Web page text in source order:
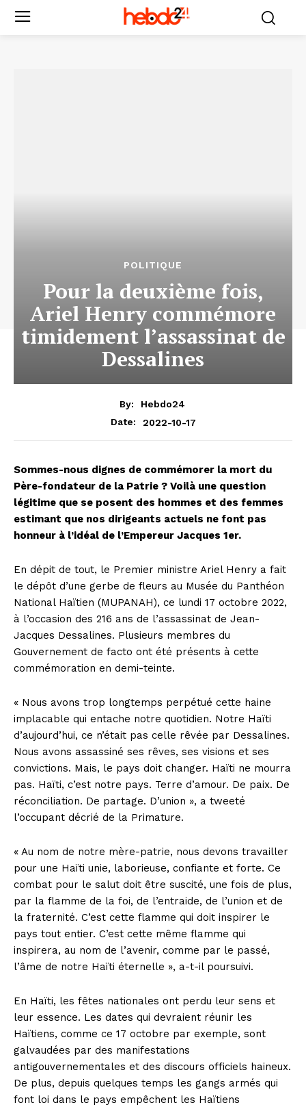
POLITIQUE
Pour la deuxième fois,
Ariel Henry commémore
timidement l’assassinat de
Dessalines
By:
Hebdo24
Date:
2022-10-17
Sommes-nous dignes de commémorer la mort du
Père-fondateur de la Patrie ? Voilà une question
légitime que se posent des hommes et des femmes
estimant que nos dirigeants actuels ne font pas
honneur à l’idéal de l’Empereur Jacques 1er.
En dépit de tout, le Premier ministre Ariel Henry a fait
le dépôt d’une gerbe de fleurs au Musée du Panthéon
National Haïtien (MUPANAH), ce lundi 17 octobre 2022,
à l’occasion des 216 ans de l’assassinat de Jean-
Jacques Dessalines. Plusieurs membres du
Gouvernement de facto ont été présents à cette
commémoration en demi-teinte.
« Nous avons trop longtemps perpétué cette haine
implacable qui entache notre quotidien. Notre Haïti
d’aujourd’hui, ce n’était pas celle rêvée par Dessalines.
Nous avons assassiné ses rêves, ses visions et ses
convictions. Mais, le pays doit changer. Haïti ne mourra
pas. Haïti, c’est notre pays. Terre d’amour. De paix. De
réconciliation. De partage. D’union », a tweeté
l’occupant décrié de la Primature.
« Au nom de notre mère-patrie, nous devons travailler
pour une Haïti unie, laborieuse, confiante et forte. Ce
combat pour le salut doit être suscité, une fois de plus,
par la flamme de la foi, de l’entraide, de l’union et de
la fraternité. C’est cette flamme qui doit inspirer le
pays tout entier. C’est cette même flamme qui
inspirera, au nom de l’avenir, comme par le passé,
l’âme de notre Haïti éternelle », a-t-il poursuivi.
En Haïti, les fêtes nationales ont perdu leur sens et
leur essence. Les dates qui devraient réunir les
Haïtiens, comme ce 17 octobre par exemple, sont
galvaudées par des manifestations
antigouvernementales et des discours officiels haineux.
De plus, depuis quelques temps les gangs armés qui
font loi dans le pays empêchent les Haïtiens